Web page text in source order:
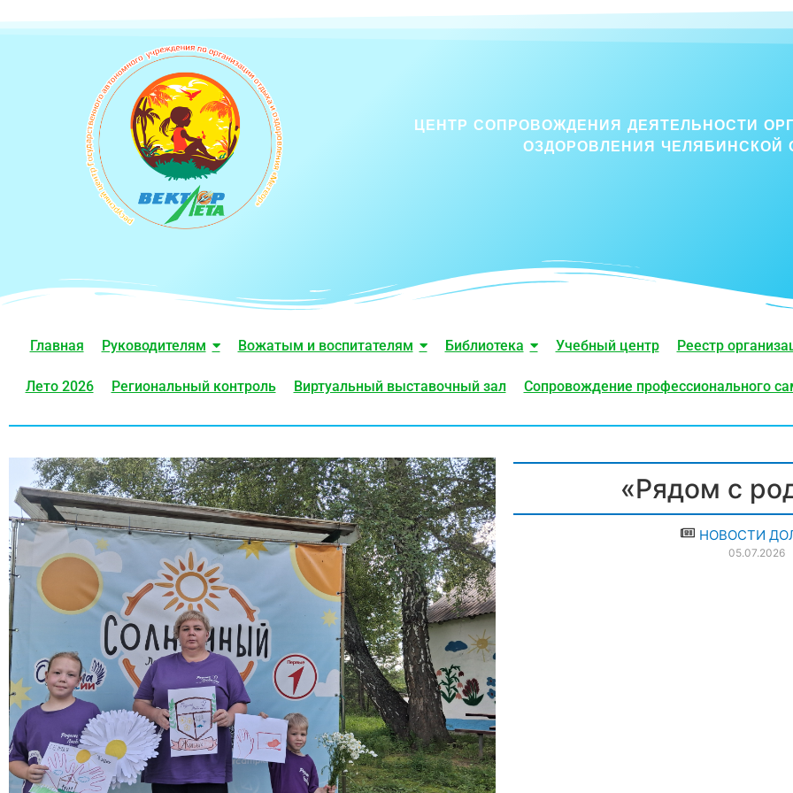
ЦЕНТР СОПРОВОЖДЕНИЯ ДЕЯТЕЛЬНОСТИ
ОЗДОРОВЛЕНИЯ ЧЕЛЯБИНСКОЙ
Главная Руководителям Вожатым и воспитателям Библиотека Учебный центр Реестр
Лето 2026 Региональный контроль Виртуальный выставочный зал Сопровождение профессионального
«Рядом с
НОВОСТИ
05.07.2026